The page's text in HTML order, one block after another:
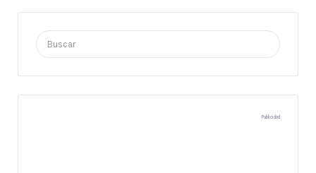
Buscar
por:
Publicidad